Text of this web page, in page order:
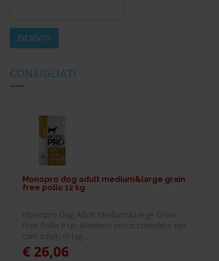
CONSIGLIATI
Monopro dog adult medium&large grain
free pollo 12 kg
Monopro Dog Adult Medium&Large Grain
Free Pollo è un alimento secco completo per
cani adulti di tag ...
€ 26,06